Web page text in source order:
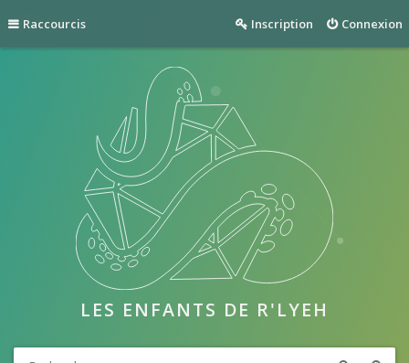
Raccourcis Connexion
Inscription
LES ENFANTS DE R'LYEH